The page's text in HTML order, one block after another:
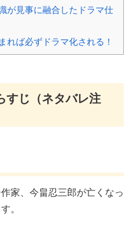
が見事に融合したドラマ仕
れば必ずドラマ化される！
すじ（ネタバレ注
家、今畠忍三郎が亡くなっ
。